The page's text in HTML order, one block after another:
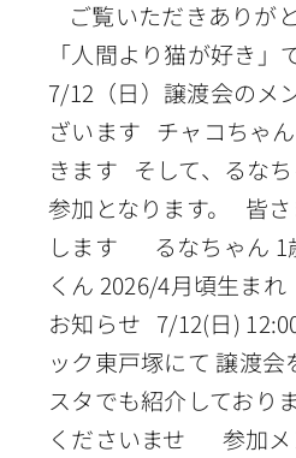
ご覧いただきありが
「人間より猫が好き」
7/12（日）譲渡会のメ
ざいます チャコちゃ
きます そして、るな
参加となります。 皆
します るなちゃん
くん 2026/4月頃生ま
お知らせ 7/12(日)
ック東戸塚にて 譲渡
スタでも紹介しており
くださいませ 参加